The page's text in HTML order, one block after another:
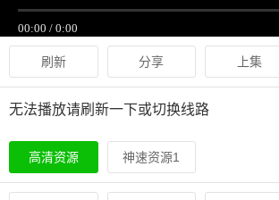
刷新 分享 上集
无法播放请刷新一下或切换线路
高清资源 神速资源1